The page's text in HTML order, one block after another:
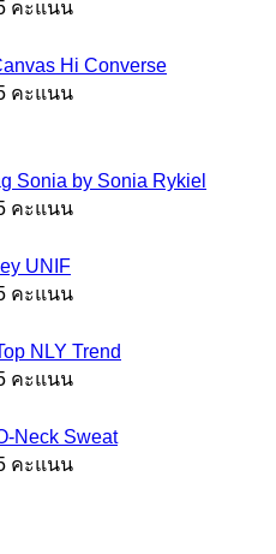
฿1,890.00.
คะแนน
Hi Converse
คะแนน
Sonia by Sonia Rykiel
คะแนน
UNIF
คะแนน
NLY Trend
คะแนน
Neck Sweat
คะแนน